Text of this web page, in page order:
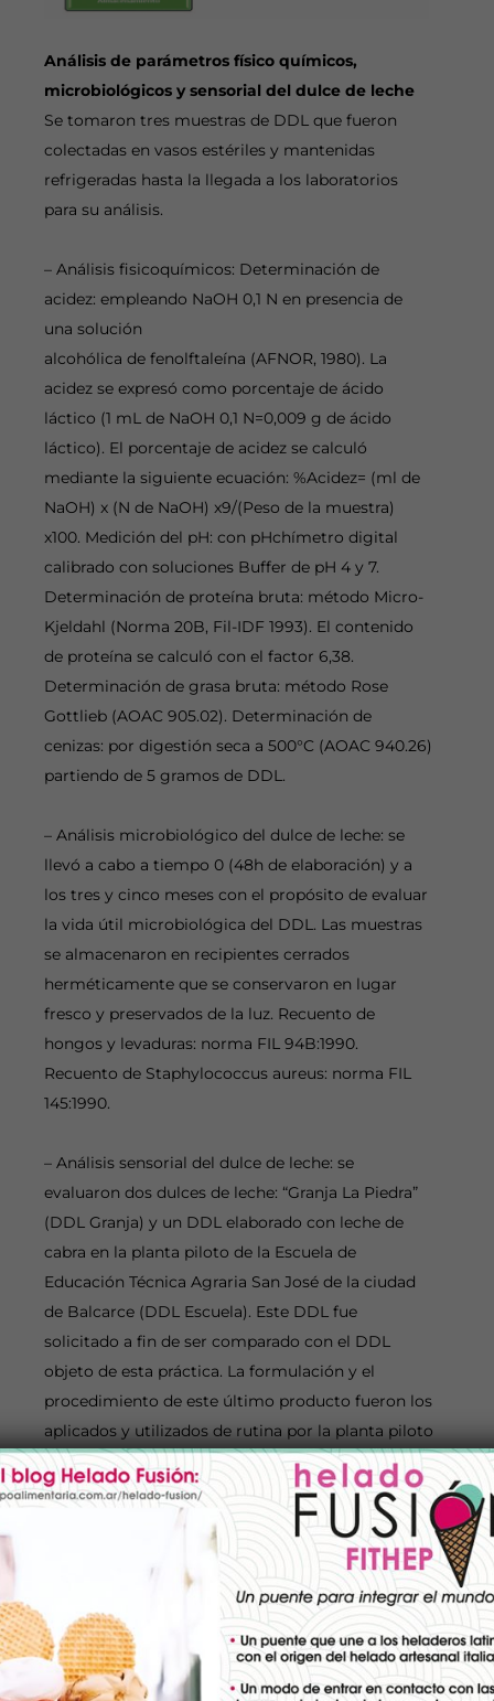
Análisis de parámetros físico químicos,
microbiológicos y sensorial del dulce de leche
Se tomaron tres muestras de DDL que fueron
colectadas en vasos estériles y mantenidas
refrigeradas hasta la llegada a los laboratorios
para su análisis.
– Análisis fisicoquímicos: Determinación de
acidez: empleando NaOH 0,1 N en presencia de
una solución
alcohólica de fenolftaleína (AFNOR, 1980). La
acidez se expresó como porcentaje de ácido
láctico (1 mL de NaOH 0,1 N=0,009 g de ácido
láctico). El porcentaje de acidez se calculó
mediante la siguiente ecuación: %Acidez= (ml de
NaOH) x (N de NaOH) x9/(Peso de la muestra)
x100. Medición del pH: con pHchímetro digital
calibrado con soluciones Buffer de pH 4 y 7.
Determinación de proteína bruta: método Micro-
Kjeldahl (Norma 20B, Fil-IDF 1993). El contenido
de proteína se calculó con el factor 6,38.
Determinación de grasa bruta: método Rose
Gottlieb (AOAC 905.02). Determinación de
cenizas: por digestión seca a 500°C (AOAC 940.26)
partiendo de 5 gramos de DDL.
– Análisis microbiológico del dulce de leche: se
llevó a cabo a tiempo 0 (48h de elaboración) y a
los tres y cinco meses con el propósito de evaluar
la vida útil microbiológica del DDL. Las muestras
se almacenaron en recipientes cerrados
herméticamente que se conservaron en lugar
fresco y preservados de la luz. Recuento de
hongos y levaduras: norma FIL 94B:1990.
Recuento de Staphylococcus aureus: norma FIL
145:1990.
– Análisis sensorial del dulce de leche: se
evaluaron dos dulces de leche: “Granja La Piedra”
(DDL Granja) y un DDL elaborado con leche de
cabra en la planta piloto de la Escuela de
Educación Técnica Agraria San José de la ciudad
de Balcarce (DDL Escuela). Este DDL fue
solicitado a fin de ser comparado con el DDL
objeto de esta práctica. La formulación y el
procedimiento de este último producto fueron los
aplicados y utilizados de rutina por la planta piloto
de dicha escuela. Para evaluar la aceptabilidad, se
realizó un ensayo sensorial con 60 consumidores
con edades comprendidas entre 18 y 70 años. Los
atributos evaluados fueron: apariencia, aroma,
sabor y untabilidad. Se utilizó una escala hedónica
de 9 puntos siendo 1: me disgusta mucho, 9: me
gusta mucho. Al finalizar, debían dar un puntaje
global (PG) a cada muestra, en una escala de diez